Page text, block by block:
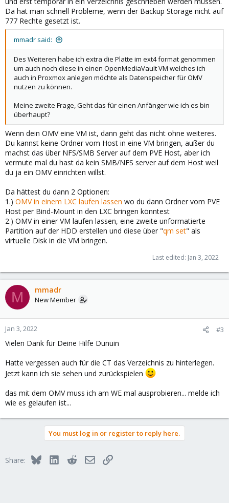
Da hat man schnell Probleme, wenn der Backup Storage nicht auf
777 Rechte gesetzt ist.
mmadr said:
Des Weiteren habe ich extra die Platte im ext4 format genommen
um auch noch diese in einen OpenMediaVault VM welches ich
auch in Proxmox anlegen möchte als Datenspeicher für OMV
nutzen zu können.
Meine zweite Frage, Geht das für einen Anfänger wie ich es bin
überhaupt?
Wenn dein OMV eine VM ist, dann geht das nicht ohne weiteres.
Du kannst keine Ordner vom Host in eine VM bringen, außer du
machst das über NFS/SMB Server auf dem PVE Host, aber ich
vermute mal du hast da kein SMB/NFS server auf dem Host weil
du ja ein OMV einrichten willst.
Da hättest du dann 2 Optionen:
1.) OMV in einem LXC laufen lassen wo du dann Ordner vom PVE
Host per Bind-Mount in den LXC bringen könntest
2.) OMV in einer VM laufen lassen, eine zweite unformatierte
Partition auf der HDD erstellen und diese über "qm set" als
virtuelle Disk in die VM bringen.
Last edited: Jan 3, 2022
M mmadr
New Member
Jan 3, 2022 #3
Vielen Dank für Deine Hilfe Dunuin
Hatte vergessen auch für die CT das Verzeichnis zu hinterlegen.
Jetzt kann ich sie sehen und zurückspielen
das mit dem OMV muss ich am WE mal ausprobieren... melde ich
wie es gelaufen ist...
You must log in or register to reply here.
Share: BlueskyLinkedInRedditEmailLink